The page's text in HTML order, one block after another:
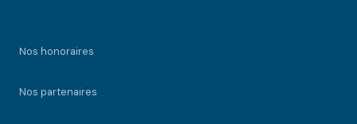
Nos honoraires
Nos partenaires